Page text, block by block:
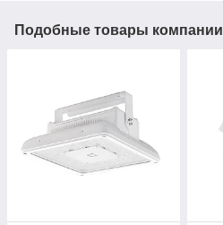
Подобные товары компании